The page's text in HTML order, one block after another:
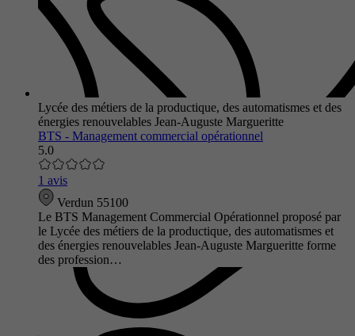
Lycée des métiers de la productique, des automatismes et des
énergies renouvelables Jean-Auguste Margueritte
BTS - Management commercial opérationnel
5.0
1 avis
Verdun 55100
Le BTS Management Commercial Opérationnel proposé par
le Lycée des métiers de la productique, des automatismes et
des énergies renouvelables Jean-Auguste Margueritte forme
des profession…